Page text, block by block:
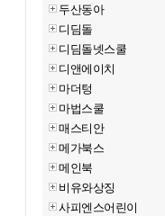
두산동아
디딤돌
디딤돌넷스쿨
디앤에이치
마더텅
마법스쿨
매스티안
메가북스
메인북
비유와상징
사피엔스어린이